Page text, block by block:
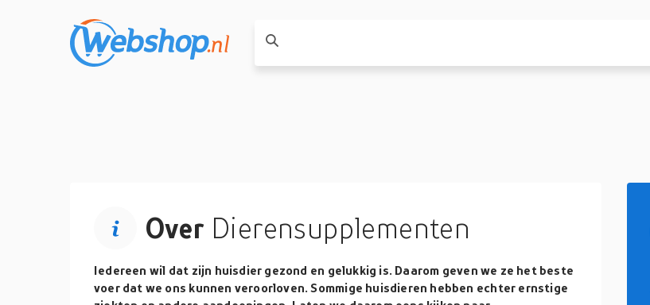
Over Dierensupplementen
Iedereen wil dat zijn huisdier gezond en gelukkig is. Daarom geven we ze het beste
voer dat we ons kunnen veroorloven. Sommige huisdieren hebben echter ernstige